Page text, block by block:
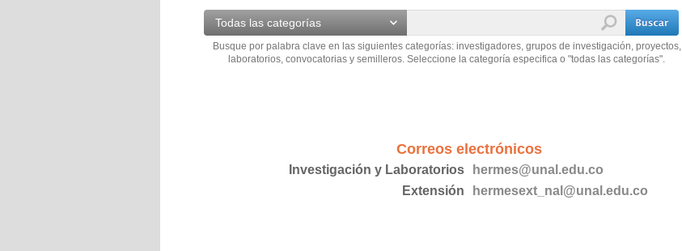
Todas las categorías
Busque por palabra clave en las siguientes categorías: investigadores, grupos de investigación, proyectos,
laboratorios, convocatorias y semilleros. Seleccione la categoría especifica o "todas las categorías".
Correos electrónicos
Investigación y Laboratorios
hermes@unal.edu.co
Extensión
hermesext_nal@unal.edu.co